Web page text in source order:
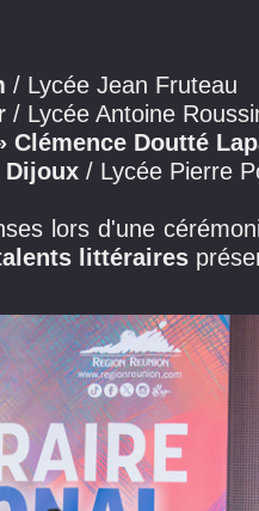
/ Lycée Jean Fruteau
/ Lycée Antoine
Clémence Doutté
Dijoux / Lycée Pierre
lors d'une
littéraires